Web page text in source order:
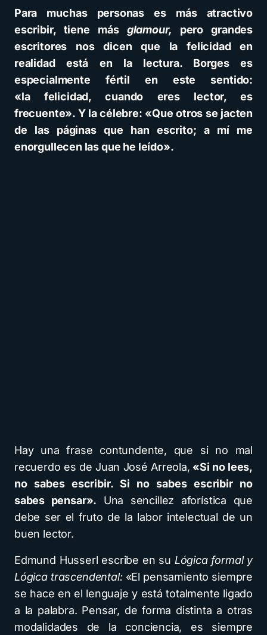
Para muchas personas es más atractivo
escribir, tiene más glamour, pero grandes
escritores nos dicen que la felicidad en
realidad está en la lectura. Borges es
especialmente fértil en este sentido:
«la felicidad, cuando eres lector, es
frecuente». Y la célebre: «Que otros se jacten
de las páginas que han escrito; a mí me
enorgullecen las que he leído».
Hay una frase contundente, que si no mal
recuerdo es de Juan José Arreola, «Si no lees,
no sabes escribir. Si no sabes escribir no
sabes pensar». Una sencillez aforística que
debe ser el fruto de la labor intelectual de un
buen lector.
Edmund Husserl escribe en su Lógica formal y
Lógica trascendental: «El pensamiento siempre
se hace en el lenguaje y está totalmente ligado
a la palabra. Pensar, de forma distinta a otras
modalidades de la conciencia, es siempre